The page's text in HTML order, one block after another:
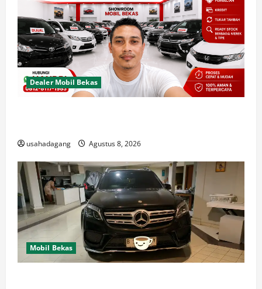
Dealer Mobil Bekas
usahadagang Agustus 8, 2026
Mobil Bekas